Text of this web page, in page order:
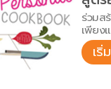
ร่วมส
เพียง
เริ่